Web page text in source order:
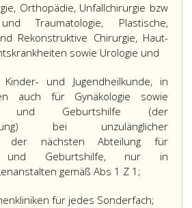
Orthopädie, Unfallchirurgie bzw
Traumatologie, Plastische,
Rekonstruktive Chirurgie, Haut-
sowie Urologie und
und Jugendheilkunde, in
auch für Gynäkologie sowie
und Geburtshilfe (der
bei unzulänglicher
der nächsten Abteilung für
und Geburtshilfe, nur in
gemäß Abs 1 Z 1;
für jedes Sonderfach;